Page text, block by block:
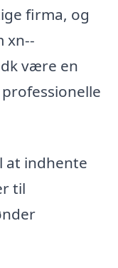
firma, og
xn--
være en
at indhente
til